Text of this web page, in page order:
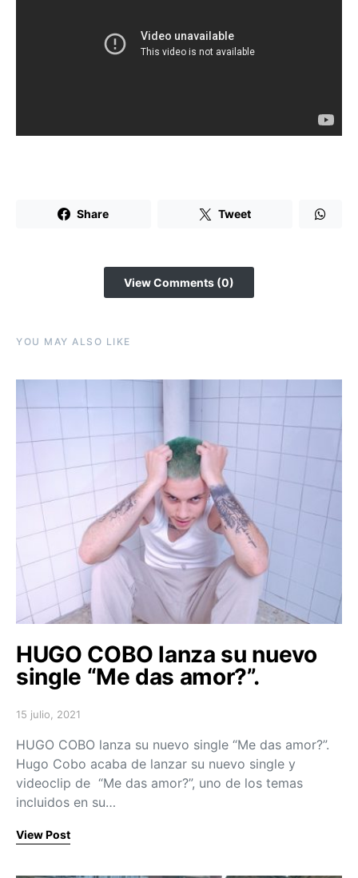
Share Tweet
View Comments (0)
YOU MAY ALSO LIKE
HUGO COBO lanza su nuevo
single “Me das amor?”.
Posted on
15 julio, 2021
HUGO COBO lanza su nuevo single “Me das amor?”.
Hugo Cobo acaba de lanzar su nuevo single y
videoclip de “Me das amor?”, uno de los temas
incluidos en su…
View Post